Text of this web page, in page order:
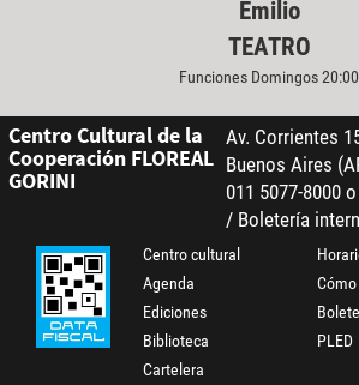
Emilio
TEATRO
Funciones Domingos 20:00
Centro Cultural de la
Cooperación FLOREAL
GORINI
Av. Corrientes
Buenos Aires
011 5077-8000
/ Boletería
Centro cultural
Agenda
Ediciones
Biblioteca
Cartelera
PLED